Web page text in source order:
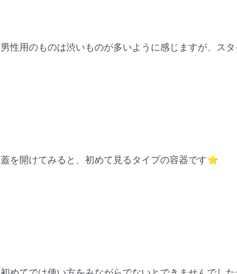
男性用のものは渋いものが多いように感じますが、ス
蓋を開けてみると、初めて見るタイプの容器です⭐